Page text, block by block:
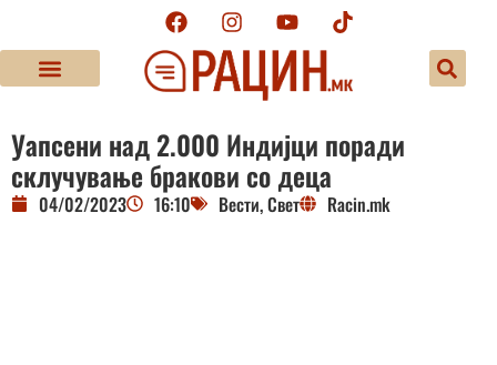
Уапсени над 2.000 Индијци поради
склучување бракови со деца
04/02/2023 16:10 Вести,Свет Racin.mk